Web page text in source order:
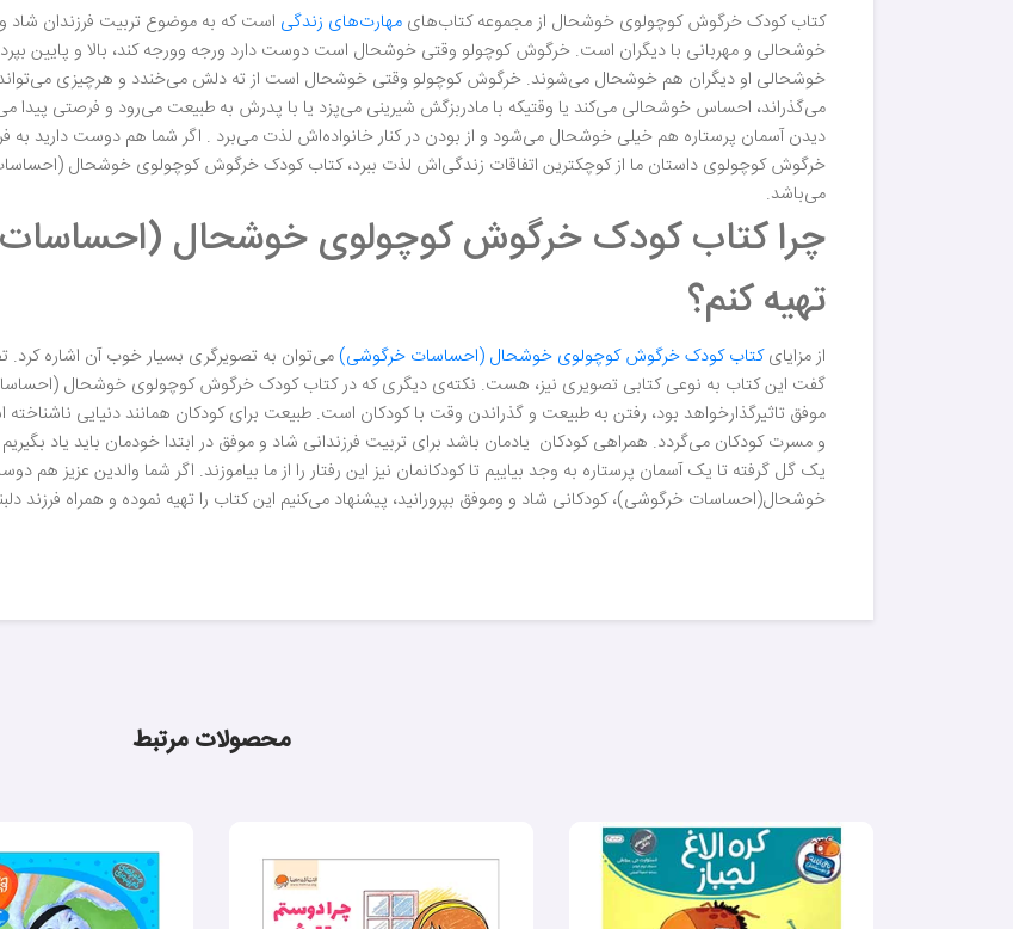
کتاب کودک خرگوش کوچولوی خوشحال از مجموعه کتاب‌های مهارت‌های زندگی است که به موضوع تربیت فرزندان
خوشحالی و مهربانی با دیگران است. خرگوش کوچولو وقتی خوشحال است دوست دارد ورجه وورجه کند، بالا و پایین
خوشحالی او دیگران هم خوشحال می‌شوند. خرگوش کوچولو وقتی خوشحال است از ته دلش می‌خندد و هرچیزی می‌تواند
می‌گذراند، احساس خوشحالی می‌کند یا وقتیکه با مادربزگش شیرینی می‌پزد یا با پدرش به طبیعت می‌رود و فرصتی
دیدن آسمان پرستاره هم خیلی خوشحال می‌شود و از بودن در کنار خانواده‌اش لذت می‌برد . اگر شما هم دوست دارید به
خرگوش کوچولوی داستان ما از کوچکترین اتفاقات زندگی‌اش لذت ببرد، کتاب کودک خرگوش کوچولوی خوشحال
می‌باشد.
چرا کتاب کودک خرگوش کوچولوی خوشحال (احساسات
تهیه کنم؟
از مزایایکتاب کودک خرگوش کوچولوی خوشحال (احساسات خرگوشی) می‌توان به تصویرگری بسیار خوب آن اشاره کرد.
گفت این کتاب به نوعی کتابی تصویری نیز، هست. نکته‌ی دیگری که در کتاب کودک خرگوش کوچولوی خوشحال
موفق تاثیرگذارخواهد بود، رفتن به طبیعت و گذراندن وقت با کودکان است. طبیعت برای کودکان همانند دنیایی
و مسرت کودکان می‌گردد. همراهی کودکان یادمان باشد برای تربیت فرزندانی شاد و موفق در ابتدا خودمان باید یاد
یک گل گرفته تا یک آسمان پرستاره به وجد بیاییم تا کودکانمان نیز این رفتار را از ما بیاموزند. اگر شما والدین عزیز
خوشحال(احساسات خرگوشی)، کودکانی شاد و وموفق بپرورانید، پیشنهاد می‌کنیم این کتاب را تهیه نموده و همراه فرزند
محصولات مرتبط